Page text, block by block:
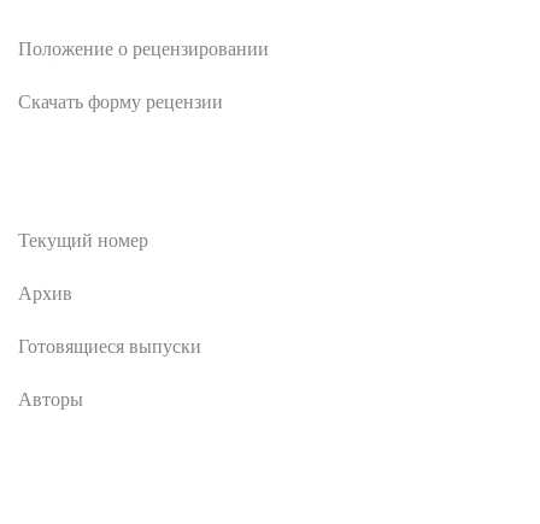
Положение о рецензировании
Скачать форму рецензии
Текущий номер
Архив
Готовящиеся выпуски
Авторы